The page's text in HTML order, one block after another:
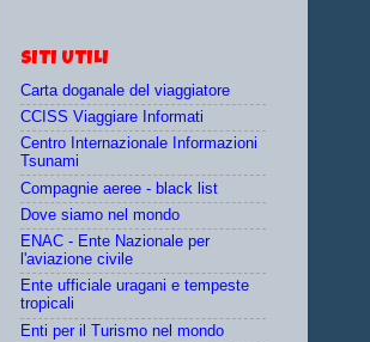
SITI UTILI
Carta doganale del viaggiatore
CCISS Viaggiare Informati
Centro Internazionale Informazioni
Tsunami
Compagnie aeree - black list
Dove siamo nel mondo
ENAC - Ente Nazionale per
l'aviazione civile
Ente ufficiale uragani e tempeste
tropicali
Enti per il Turismo nel mondo